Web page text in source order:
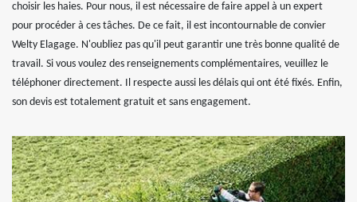
choisir les haies. Pour nous, il est nécessaire de faire appel à un expert
pour procéder à ces tâches. De ce fait, il est incontournable de convier
Welty Elagage. N'oubliez pas qu'il peut garantir une très bonne qualité de
travail. Si vous voulez des renseignements complémentaires, veuillez le
téléphoner directement. Il respecte aussi les délais qui ont été fixés. Enfin,
son devis est totalement gratuit et sans engagement.